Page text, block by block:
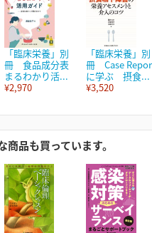
「臨床栄養」別
冊 食品成分表
まるわかり活...
¥2,970
「臨床栄養」別
冊 Case
に学ぶ 摂食...
¥3,520
品も買っています。